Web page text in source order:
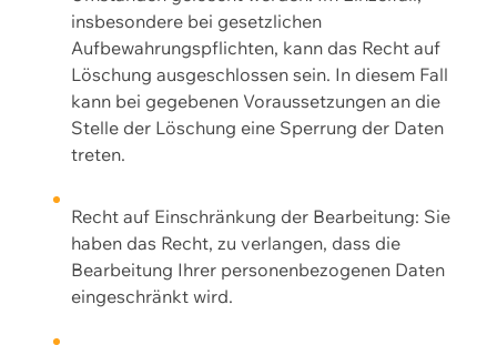
insbesondere bei gesetzlichen
Aufbewahrungspflichten, kann das Recht auf
Löschung ausgeschlossen sein. In diesem Fall
kann bei gegebenen Voraussetzungen an die
Stelle der Löschung eine Sperrung der Daten
treten.
Recht auf Einschränkung der Bearbeitung: Sie
haben das Recht, zu verlangen, dass die
Bearbeitung Ihrer personenbezogenen Daten
eingeschränkt wird.